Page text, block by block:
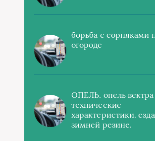
борьба с сорняками
огороде
ОПЕЛЬ. опель вектра
технические
характеристики.
зимней резине.